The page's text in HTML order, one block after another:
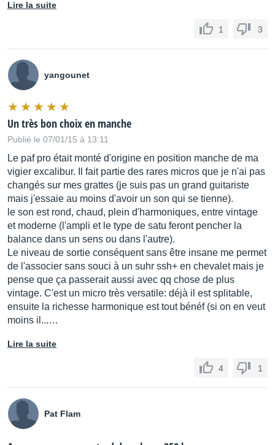
Lire la suite
1 3
yangounet
Un très bon choix en manche
Publié le 07/01/15 à 13:11
Le paf pro était monté d'origine en position manche de ma
vigier excalibur. Il fait partie des rares micros que je n'ai pas
changés sur mes grattes (je suis pas un grand guitariste
mais j'essaie au moins d'avoir un son qui se tienne).
le son est rond, chaud, plein d'harmoniques, entre vintage
et moderne (l'ampli et le type de satu feront pencher la
balance dans un sens ou dans l'autre).
Le niveau de sortie conséquent sans être insane me permet
de l'associer sans souci à un suhr ssh+ en chevalet mais je
pense que ça passerait aussi avec qq chose de plus
vintage. C'est un micro très versatile: déjà il est splitable,
ensuite la richesse harmonique est tout bénéf (si on en veut
moins il...…
Lire la suite
4 1
Pat Flam